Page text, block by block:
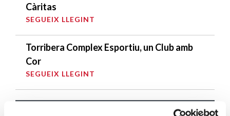
Càritas
SEGUEIX LLEGINT
Torribera Complex Esportiu, un Club amb
Cor
SEGUEIX LLEGINT